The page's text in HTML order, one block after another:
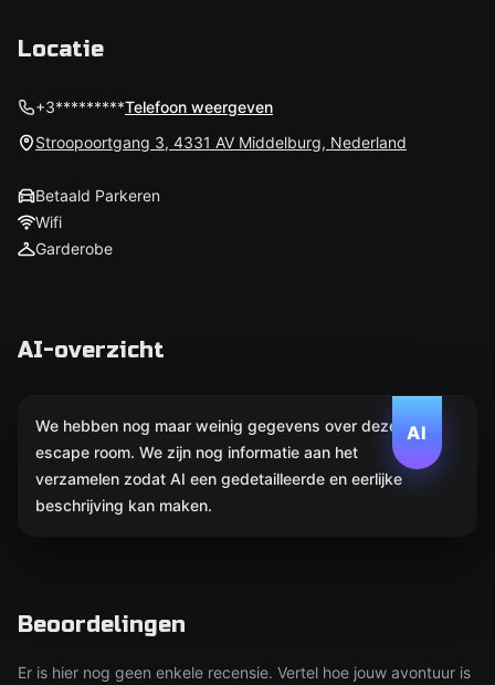
Locatie
+3*********Telefoon weergeven
Stroopoortgang 3, 4331 AV Middelburg, Nederland
Betaald Parkeren
Wifi
Garderobe
AI-overzicht
AI
We hebben nog maar weinig gegevens over deze
escape room. We zijn nog informatie aan het
verzamelen zodat AI een gedetailleerde en eerlijke
beschrijving kan maken.
Beoordelingen
Er is hier nog geen enkele recensie. Vertel hoe jouw avontuur is